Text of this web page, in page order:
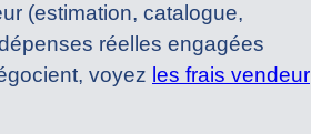
(estimation, catalogue,
réelles engagées
voyez les frais vendeur